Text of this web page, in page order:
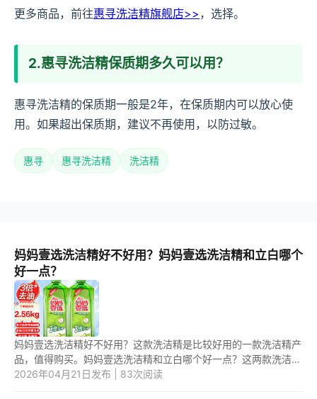
更多商品，前往惠寻洗洁精旗舰店>> ，选择。
2.惠寻洗洁精保质期多久可以用？
惠寻洗洁精的保质期一般是2年，在保质期内可以放心使
用。如果超出保质期，建议不再使用，以防过敏。
惠寻 惠寻洗洁精 洗洁精
妈妈壹选洗洁精好不好用？妈妈壹选洗洁精和立白哪个
好一点？
妈妈壹选洗洁精好不好用？这款洗洁精是比较好用的一款洗洁精产
品，值得购买。妈妈壹选洗洁精和立白哪个好一点？这两款洗洁精
中，应该是第二款洗洁精更好用一些。 1.妈妈壹选洗洁精好不好
2026年04月21日发布 | 83次阅读